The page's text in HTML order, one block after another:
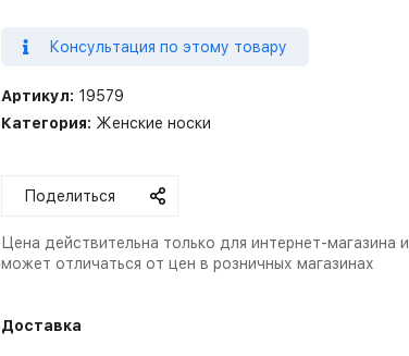
Консультация по этому товару
Артикул: 19579
Категория: Женские носки
Поделиться
Цена действительна только для интернет-магазина и
может отличаться от цен в розничных магазинах
Доставка